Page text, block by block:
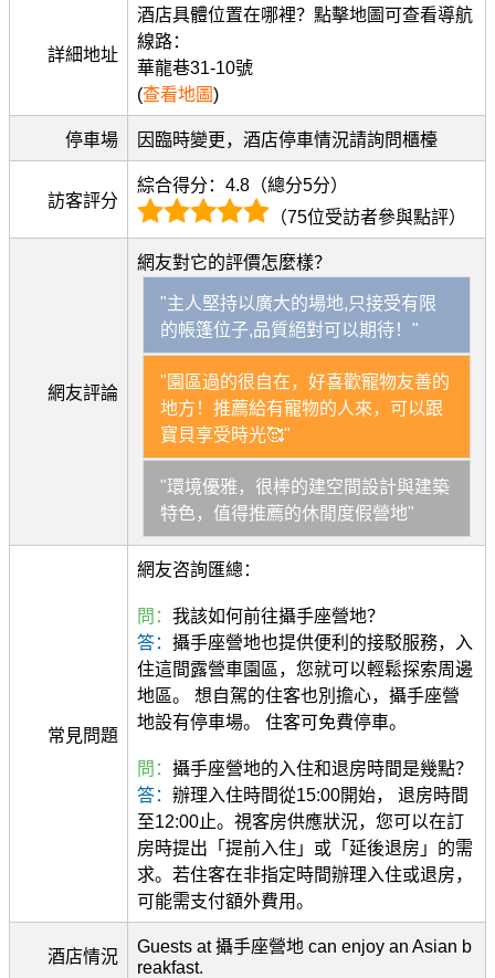
詳細地址
酒店具體位置在哪裡？點擊地圖可查看導航
線路：
華龍巷31-10號
(查看地圖)
停車場 因臨時變更，酒店停車情況請詢問櫃檯
訪客評分
綜合得分：4.8（總分5分）
（75位受訪者參與點評）
網友評論
網友對它的評價怎麼樣？
"主人堅持以廣大的場地,只接受有限
的帳篷位子,品質絕對可以期待！"
"園區過的很自在，好喜歡寵物友善的
地方！推薦給有寵物的人來，可以跟
寶貝享受時光🥰"
"環境優雅，很棒的建空間設計與建築
特色，值得推薦的休閒度假營地"
常見問題
網友咨詢匯總：
問： 我該如何前往攝手座營地？
答： 攝手座營地也提供便利的接駁服務，入
住這間露營車園區，您就可以輕鬆探索周邊
地區。 想自駕的住客也別擔心，攝手座營
地設有停車場。 住客可免費停車。
問： 攝手座營地的入住和退房時間是幾點？
答： 辦理入住時間從15:00開始， 退房時間
至12:00止。視客房供應狀況，您可以在訂
房時提出「提前入住」或「延後退房」的需
求。若住客在非指定時間辦理入住或退房，
可能需支付額外費用。
酒店情況
Guests at 攝手座營地 can enjoy an Asian b
reakfast.